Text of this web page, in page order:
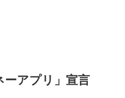
ーアプリ」宣言